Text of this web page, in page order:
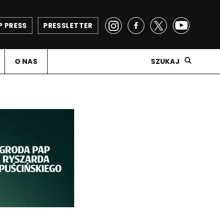
PRESSLETTER
PRESS
O NAS SZUKAJ